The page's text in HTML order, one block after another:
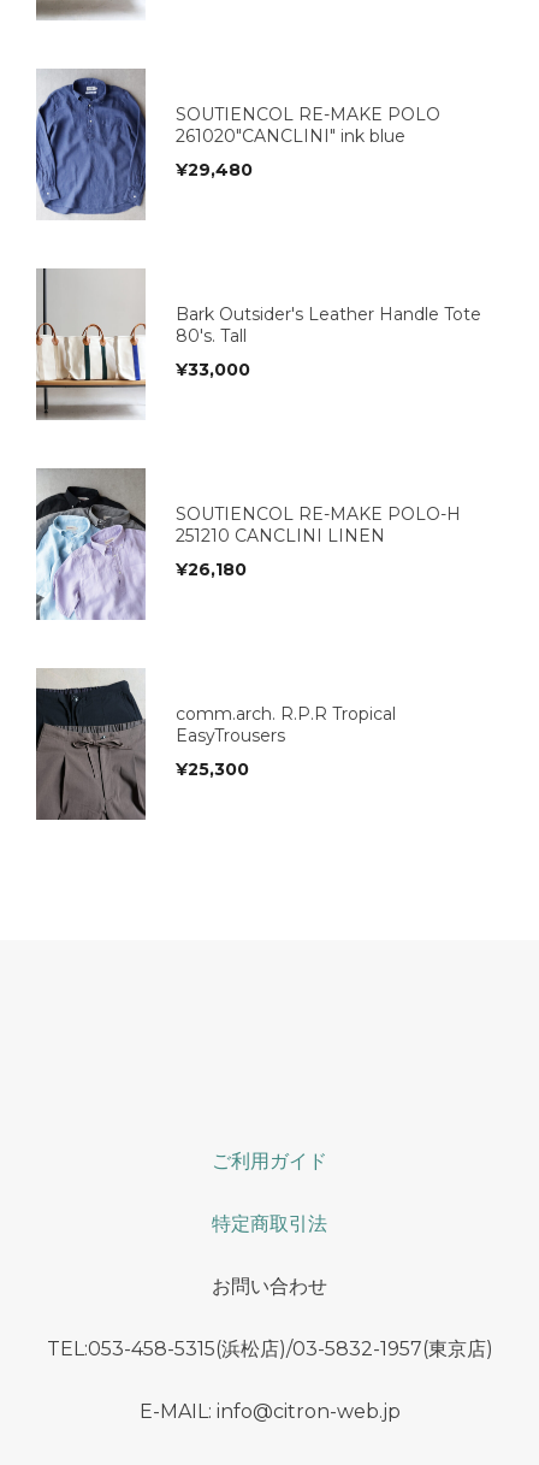
SOUTIENCOL RE-MAKE POLO
261020"CANCLINI" ink blue
¥29,480
Bark Outsider's Leather Handle Tote
80's. Tall
¥33,000
SOUTIENCOL RE-MAKE POLO-H
251210 CANCLINI LINEN
¥26,180
comm.arch. R.P.R Tropical
EasyTrousers
¥25,300
ご利用ガイド
特定商取引法
お問い合わせ
TEL:053-458-5315(浜松店)/03-5832-1957(東京店)
E-MAIL: info@citron-web.jp